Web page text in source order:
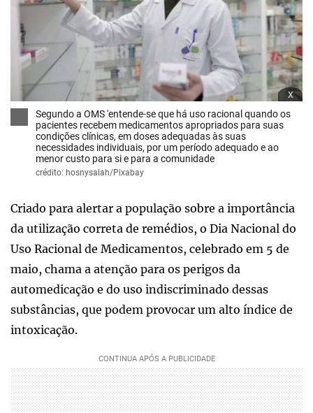
x
Segundo a OMS 'entende-se que há uso racional quando os
pacientes recebem medicamentos apropriados para suas
condições clínicas, em doses adequadas às suas
necessidades individuais, por um período adequado e ao
menor custo para si e para a comunidade
crédito: hosnysalah/Pixabay
Criado para alertar a população sobre a importância
da utilização correta de remédios, o Dia Nacional do
Uso Racional de Medicamentos, celebrado em 5 de
maio, chama a atenção para os perigos da
automedicação e do uso indiscriminado dessas
substâncias, que podem provocar um alto índice de
intoxicação.